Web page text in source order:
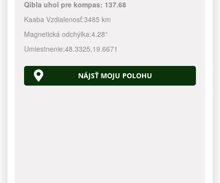
Qibla uhol pre kompas: 137.68
Kaaba Vzdialenosť:3485 km
Magnetická odchýlka:4.28°
Umiestnenie:48.3325,19.6671
NÁJSŤ MOJU POLOHU